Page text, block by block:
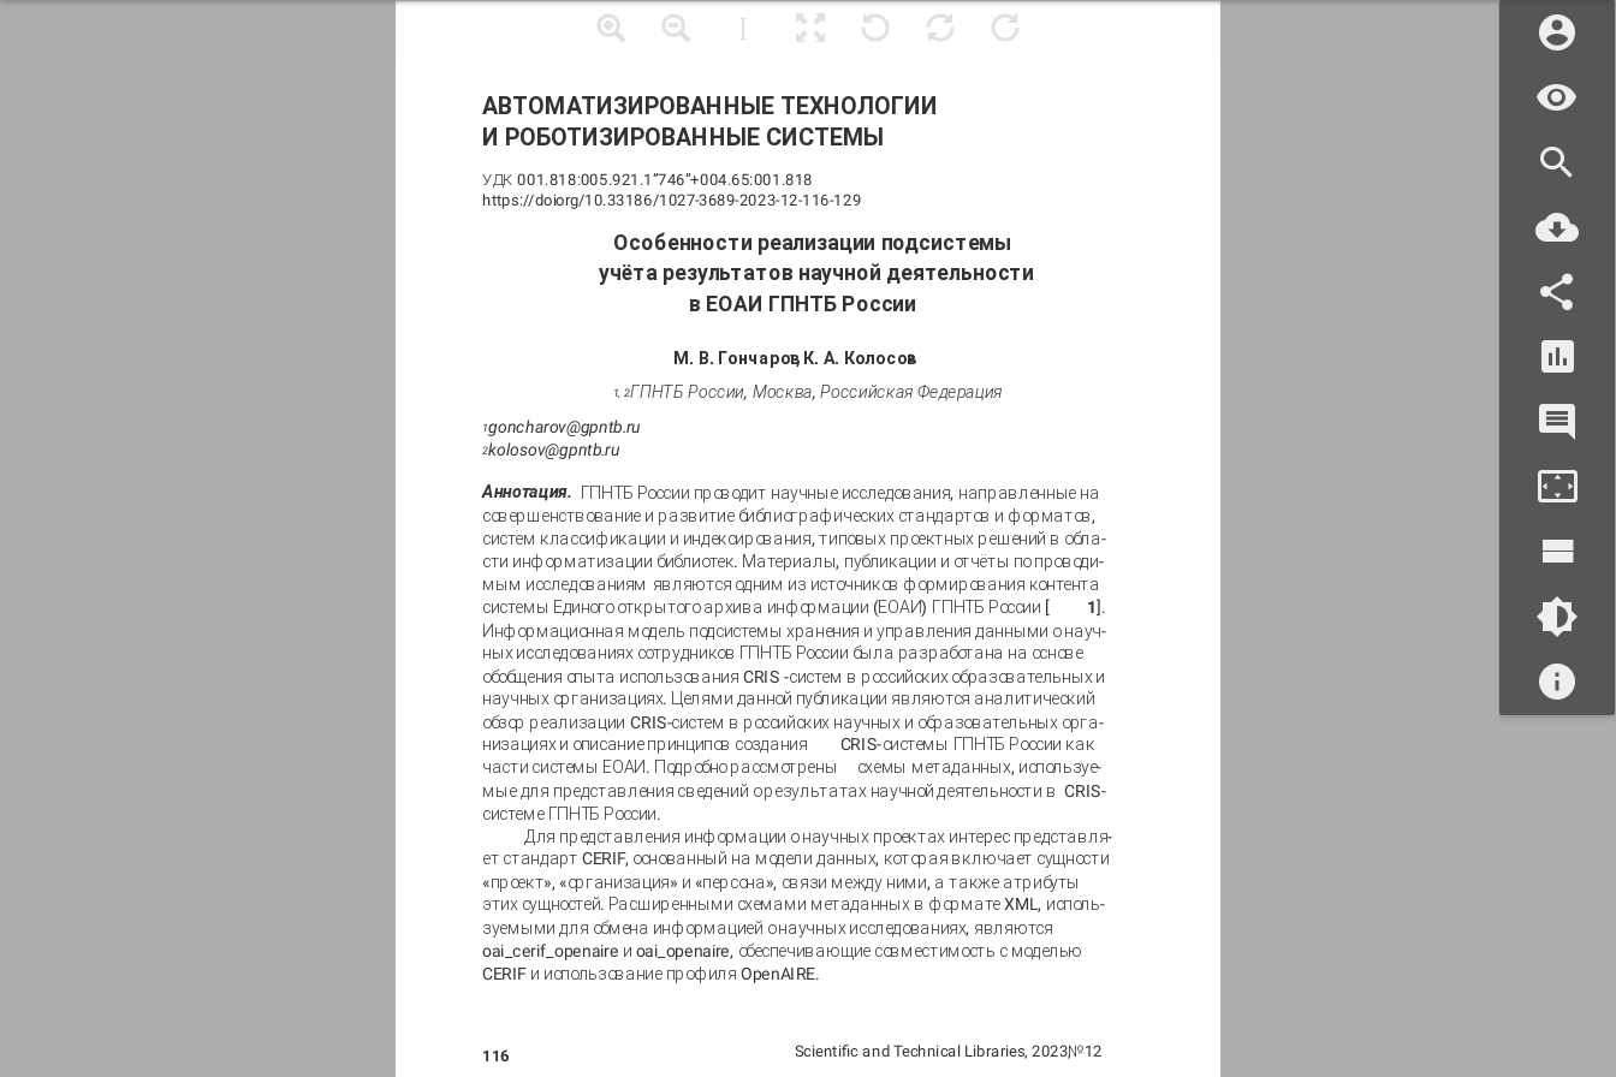
АВТОМАТИЗИРОВАННЫЕ ТЕХНОЛОГИИ
И РОБОТИЗИРОВАННЫЕ СИСТЕМЫ
УДК 001.818:005.921.1”746”+004.65:001.818
https://doi.org/10.33186/1027-3689-2023-12-116-129
Особенности реализации подсистемы
учёта результатов научной деятельности
в ЕОАИ ГПНТБ России
М. В. Гончаров
1, К. А. Колосов
2
1, 2ГПНТБ России, Москва, Российская Федерация
1goncharov@gpntb.ru
2kolosov@gpntb.ru
Аннотация. ГПНТБ России проводит научные исследования, направленные на
совершенствование и развитие библиографических стандартов и форматов,
систем классификации и индексирования, типовых проектных решений в обла-
сти информатизации библиотек. Материалы, публикации и отчёты по проводи-
мым исследованиям являются одним из источников формирования контента
системы Единого открытого архива информации (ЕОАИ) ГПНТБ России [
1].
Информационная модель подсистемы хранения и управления данными о науч-
ных исследованиях сотрудников ГПНТБ России была разработана на основе
обобщения опыта использования CRIS -систем в российских образовательных и
научных организациях. Целями данной публикации являются аналитический
обзор реализации CRIS-систем в российских научных и образовательных орга-
низациях и описание принципов создания CRIS-системы ГПНТБ России как
части системы ЕОАИ. Подробно рассмотрены
схемы метаданных, используе-
мые для представления сведений о результатах научной деятельности в CRIS-
системе ГПНТБ России.
Для представления информации о научных проектах интерес представля-
ет стандарт CERIF, основанный на модели данных, которая включает сущности
«проект», «организация» и «персона», связи между ними, а также атрибуты
этих сущностей. Расширенными схемами метаданных в формате XML, исполь-
зуемыми для обмена информацией о научных исследованиях, являются
oai_cerif_openaire и oai_openaire, обеспечивающие совместимость с моделью
CERIF и использование профиля OpenAIRE.
Scientific and Technical Libraries, 2023,№12
116